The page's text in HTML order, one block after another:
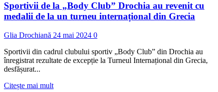
Sportivii de la „Body Club” Drochia au revenit cu
medalii de la un turneu internațional din Grecia
Glia Drochiană 24 mai 2024 0
Sportivii din cadrul clubului sportiv „Body Club” din Drochia au
înregistrat rezultate de excepție la Turneul Internațional din Grecia,
desfășurat...
Citește mai multRead